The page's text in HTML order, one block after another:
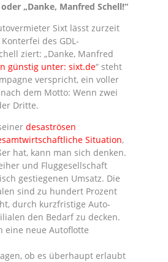
„Danke, Manfred Schell!“
Sixt lässt zurzeit
des GDL-
ziert: „Danke, Manfred
günstig unter: sixt.de“ steht
verspricht, ein voller
dem Motto: Wenn zwei
Dritte.
desaströsen
Situation,
hat, kann man sich denken.
und Fluggesellschaft
gestiegenen Umsatz. Die
sind zu hundert Prozent
durch kurzfristige Auto-
den Bedarf zu decken.
eine neue Autoflotte
ob es überhaupt erlaubt